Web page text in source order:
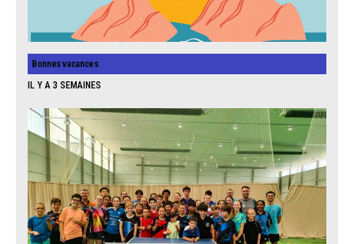
Bonnes vacances
IL Y A 3 SEMAINES